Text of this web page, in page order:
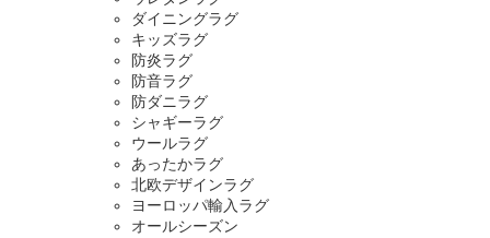
ダイニングラグ
キッズラグ
防炎ラグ
防音ラグ
防ダニラグ
シャギーラグ
ウールラグ
あったかラグ
北欧デザインラグ
ヨーロッパ輸入ラグ
オールシーズン